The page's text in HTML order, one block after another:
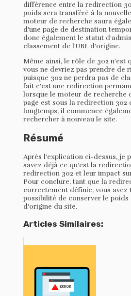
différence entre la redirection
poids sera transféré à la
moteur de recherche saura
d'une page de destination
donc également le statut
classement de l'URL d'origine.
Même ainsi, le rôle de 302 n'est
vous ne devriez pas prendre de
puisque 302 ne perdra pas de
fait c'est une redirection
lorsque le moteur de recherche
page est sous la redirection 302
longtemps, il commence
rechercher à nouveau le site.
Résumé
Après l'explication ci-dessus, je
savez déjà ce qu'est la
redirection 302 et leur impact
Pour conclure, tant que la
correctement définie, vous avez
possibilité de conserver le poids
d'origine du site.
Articles Similaires: